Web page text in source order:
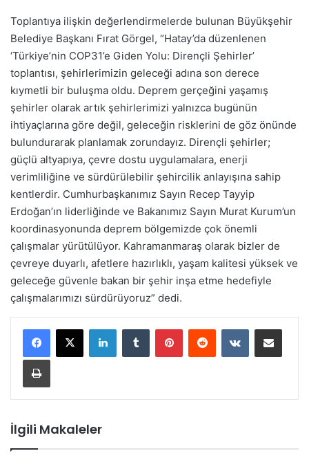
Toplantıya ilişkin değerlendirmelerde bulunan Büyükşehir
Belediye Başkanı Fırat Görgel, “Hatay’da düzenlenen
‘Türkiye’nin COP31’e Giden Yolu: Dirençli Şehirler’
toplantısı, şehirlerimizin geleceği adına son derece
kıymetli bir buluşma oldu. Deprem gerçeğini yaşamış
şehirler olarak artık şehirlerimizi yalnızca bugünün
ihtiyaçlarına göre değil, geleceğin risklerini de göz önünde
bulundurarak planlamak zorundayız. Dirençli şehirler;
güçlü altyapıya, çevre dostu uygulamalara, enerji
verimliliğine ve sürdürülebilir şehircilik anlayışına sahip
kentlerdir. Cumhurbaşkanımız Sayın Recep Tayyip
Erdoğan’ın liderliğinde ve Bakanımız Sayın Murat Kurum’un
koordinasyonunda deprem bölgemizde çok önemli
çalışmalar yürütülüyor. Kahramanmaraş olarak bizler de
çevreye duyarlı, afetlere hazırlıklı, yaşam kalitesi yüksek ve
geleceğe güvenle bakan bir şehir inşa etme hedefiyle
çalışmalarımızı sürdürüyoruz” dedi.
İlgili Makaleler